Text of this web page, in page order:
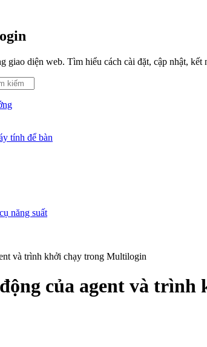
giao diện web. Tìm hiểu cách cài đặt, cập nhật,
tính để bàn
năng suất
và trình khởi chạy trong Multilogin
của agent và